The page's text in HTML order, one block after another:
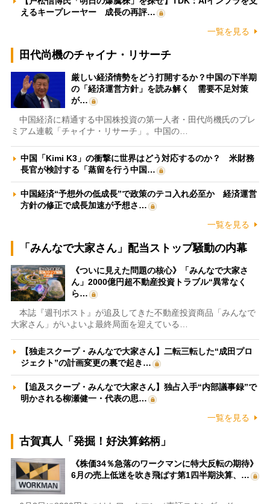
えるキープレーヤー 成長の再評…
一覧を見る
田代尚機のチャイナ・リサーチ
厳しい経済情勢をどう打開するか？中国の下半期
の「経済運営方針」を読み解く 需要不足対策
が…
中国経済に精通する中国株投資の第一人者・田代尚機氏のプレ
ミアム連載「チャイナ・リサーチ」。中国の…
中国「Kimi K3」の衝撃に世界はどう対応するのか？ 米財務
長官が検討する「蒸留を行う中国…
中国経済“予想外の低成長”で政策のテコ入れ必至か 経済運営
方針の修正で成長加速が予想さ…
一覧を見る
「みんなで大家さん」配当ストップ騒動の内幕
《ついに見えた問題の核心》「みんなで大家さ
ん」2000億円超不動産投資トラブル“異常なく
ら…
本誌『週刊ポスト』が追及してきた不動産投資商品「みんなで
大家さん」がいよいよ最終局面を迎えている…
【独走スクープ・みんなで大家さん】二転三転した“成田プロ
ジェクト”の計画変更の裏で起き…
【追及スクープ・みんなで大家さん】独占入手“内部議事録”で
明かされる柳瀬健一・代表の思…
一覧を見る
古賀真人「発掘！好決算銘柄」
《株価34％急落のワークマンに特大反転の期待》
6月の売上低迷を吹き飛ばす第1四半期決算、…